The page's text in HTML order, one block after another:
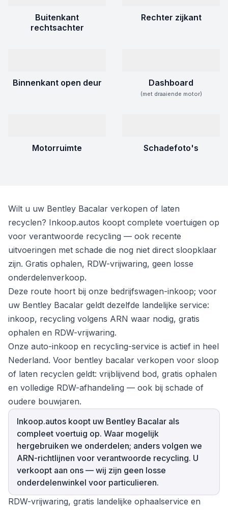
Buitenkant
rechtsachter
Rechter zijkant
Binnenkant open deur Dashboard
(met draaiende motor)
Motorruimte Schadefoto's
Wilt u uw Bentley Bacalar verkopen of laten
recyclen? Inkoop.autos koopt complete voertuigen op
voor verantwoorde recycling — ook recente
uitvoeringen met schade die nog niet direct sloopklaar
zijn. Gratis ophalen, RDW-vrijwaring, geen losse
onderdelenverkoop.
Deze route hoort bij onze bedrijfswagen-inkoop; voor
uw Bentley Bacalar geldt dezelfde landelijke service:
inkoop, recycling volgens ARN waar nodig, gratis
ophalen en RDW-vrijwaring.
Onze auto-inkoop en recycling-service is actief in heel
Nederland. Voor bentley bacalar verkopen voor sloop
of laten recyclen geldt: vrijblijvend bod, gratis ophalen
en volledige RDW-afhandeling — ook bij schade of
oudere bouwjaren.
Inkoop.autos koopt uw Bentley Bacalar als
compleet voertuig op. Waar mogelijk
hergebruiken we onderdelen; anders volgen we
ARN-richtlijnen voor verantwoorde recycling. U
verkoopt aan ons — wij zijn geen losse
onderdelenwinkel voor particulieren.
RDW-vrijwaring, gratis landelijke ophaalservice en